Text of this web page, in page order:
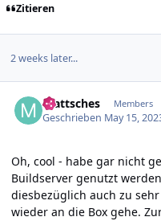
Zitieren
2 weeks later...
mattsches Members
Geschrieben May 15,
Oh, cool - habe gar nicht
Buildserver genutzt
diesbezüglich auch zu
wieder an die Box gehe.